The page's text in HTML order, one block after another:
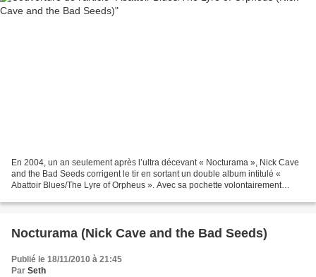
En 2004, un an seulement après l’ultra décevant « Nocturama », Nick Cave
and the Bad Seeds corrigent le tir en sortant un double album intitulé «
Abattoir Blues/The Lyre of Orpheus ». Avec sa pochette volontairement
Nocturama (Nick Cave and the Bad Seeds)
Publié le 18/11/2010 à 21:45
Par Seth